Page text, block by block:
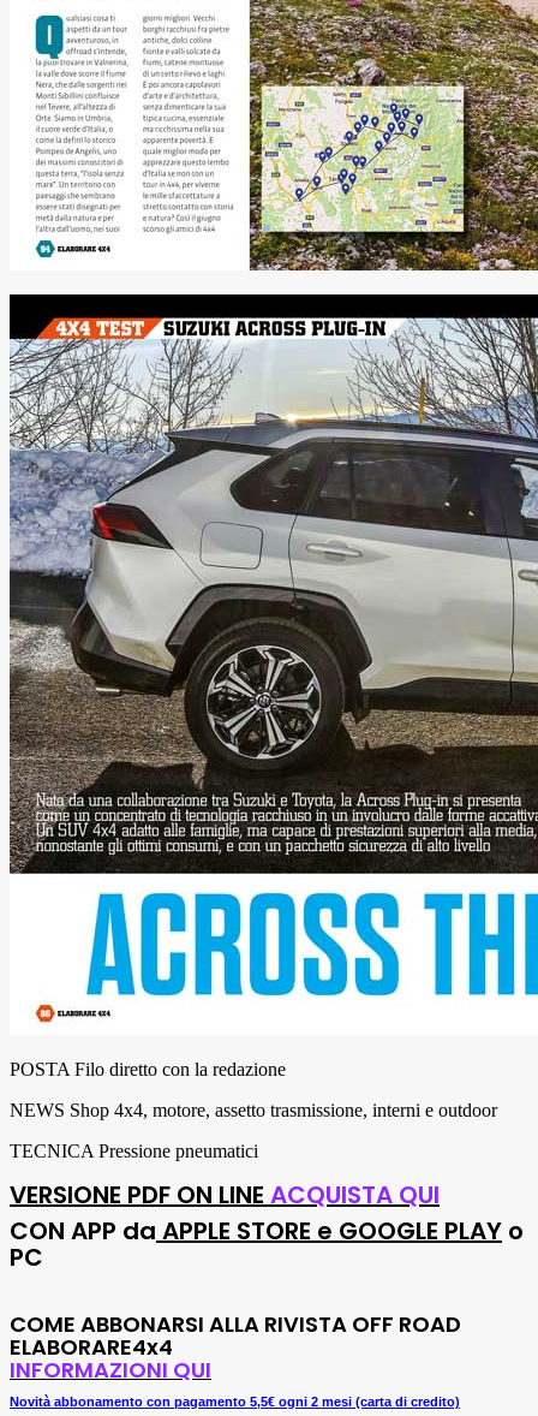
POSTA Filo diretto con la redazione
NEWS Shop 4x4, motore, assetto trasmissione, interni e outdoor
TECNICA Pressione pneumatici
VERSIONE PDF ON LINE ACQUISTA QUI
CON APP da APPLE STORE e GOOGLE PLAY o
PC
COME ABBONARSI ALLA RIVISTA OFF ROAD
ELABORARE4x4
INFORMAZIONI QUI
Novità abbonamento con pagamento 5,5€ ogni 2 mesi (carta di credito)